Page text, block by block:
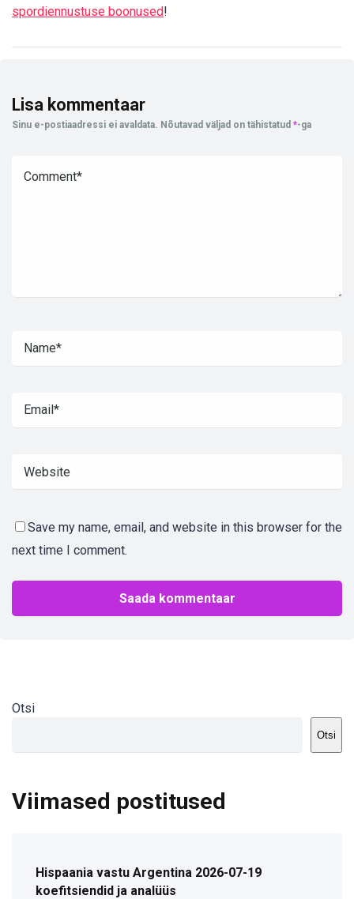
spordiennustuse boonused!
Lisa kommentaar
Sinu e-postiaadressi ei avaldata. Nõutavad väljad on tähistatud *-ga
Save my name, email, and website in this browser for the
next time I comment.
Otsi
Otsi
Viimased postitused
Hispaania vastu Argentina 2026-07-19
koefitsiendid ja analüüs